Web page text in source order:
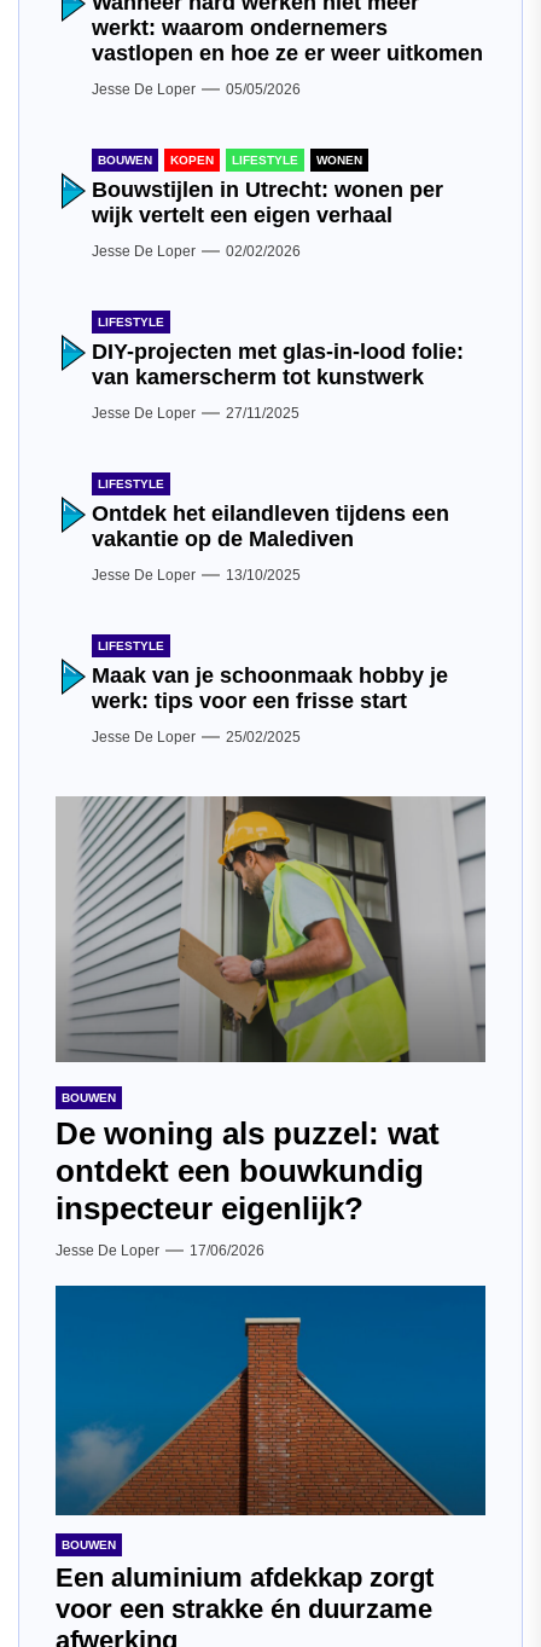
werkt: waarom ondernemers
vastlopen en hoe ze er weer uitkomen
Jesse De Loper 05/05/2026
BOUWEN KOPEN LIFESTYLE WONEN
Bouwstijlen in Utrecht: wonen per
wijk vertelt een eigen verhaal
Jesse De Loper 02/02/2026
LIFESTYLE
DIY-projecten met glas-in-lood folie:
van kamerscherm tot kunstwerk
Jesse De Loper 27/11/2025
LIFESTYLE
Ontdek het eilandleven tijdens een
vakantie op de Malediven
Jesse De Loper 13/10/2025
LIFESTYLE
Maak van je schoonmaak hobby je
werk: tips voor een frisse start
Jesse De Loper 25/02/2025
BOUWEN
De woning als puzzel: wat
ontdekt een bouwkundig
inspecteur eigenlijk?
Jesse De Loper 17/06/2026
BOUWEN
Een aluminium afdekkap zorgt
voor een strakke én duurzame
afwerking